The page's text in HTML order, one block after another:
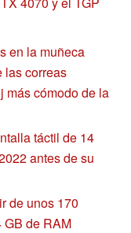
en la muñeca
las correas
más cómodo de la
táctil de 14
antes de su
de unos 170
GB de RAM